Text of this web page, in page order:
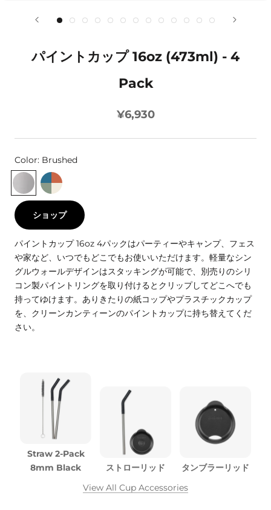
パイントカップ 16oz (473ml) - 4
Pack
¥6,930
Color: Brushed
BrushedPartake
ショップ
パイントカップ 16oz 4パックはパーティーやキャンプ、フェス
や家など、いつでもどこでもお使いいただけます。軽量なシン
グルウォールデザインはスタッキングが可能で、別売りのシリ
コン製パイントリングを取り付けるとクリップしてどこへでも
持ってゆけます。ありきたりの紙コップやプラスチックカップ
を、クリーンカンティーンのパイントカップに持ち替えてくだ
さい。
Straw 2-Pack
8mm Black
ストローリッド
タンブラーリッド
View All Cup Accessories